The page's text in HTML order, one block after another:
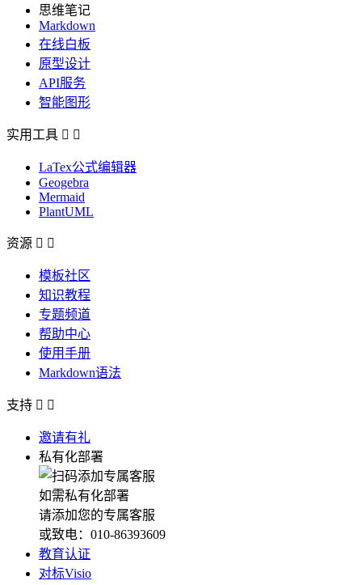
思维笔记
Markdown
在线白板
原型设计
API服务
智能图形
实用工具  
LaTex公式编辑器
Geogebra
Mermaid
PlantUML
资源  
模板社区
知识教程
专题频道
帮助中心
使用手册
Markdown语法
支持  
邀请有礼
私有化部署
如需私有化部署
请添加您的专属客服
或致电：010-86393609
教育认证
对标Visio